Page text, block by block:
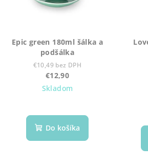
Epic green 180ml šálka a
podšálka
€10,49 bez DPH
€12,90
Skladom
Do košíka